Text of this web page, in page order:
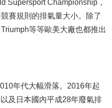
Supersport Championship，
賽規則的排氣量大小。除了
等等歐美大廠也都推出
年代大幅滑落。2016年起
及日本國內平成28年廢氣排